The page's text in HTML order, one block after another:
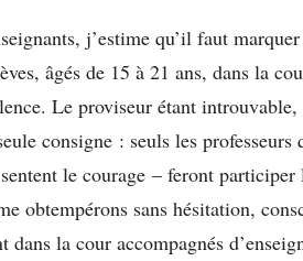
j’estime qu’il faut
âgés de 15 à 21 ans, dans la
Le proviseur étant
consigne : seuls les
le courage – feront
obtempérons sans hésitation,
dans la cour accompagnés